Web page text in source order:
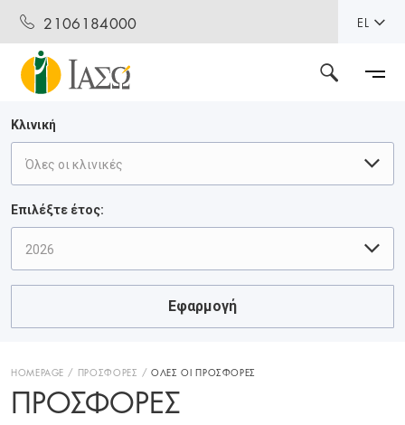
2106184000 EL
Κλινική
Όλες οι κλινικές
Επιλέξτε έτος:
2026
Εφαρμογή
HOMEPAGE ΠΡΟΣΦΟΡΕΣ ΟΛΕΣ ΟΙ ΠΡΟΣΦΟΡΕΣ
ΠΡΟΣΦΟΡΈΣ